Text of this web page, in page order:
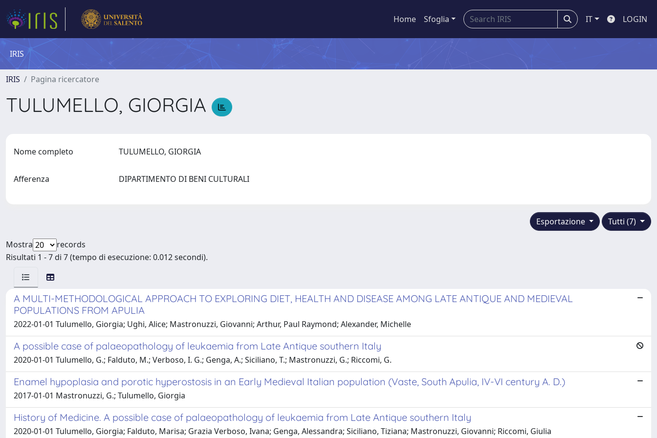
Home Sfoglia IT LOGIN
IRIS
IRIS Pagina ricercatore
TULUMELLO, GIORGIA
Nome completo TULUMELLO, GIORGIA
Afferenza DIPARTIMENTO DI BENI CULTURALI
Tutti (7)
Esportazione
Mostra
records
Risultati 1 - 7 di 7 (tempo di esecuzione: 0.012 secondi).
A MULTI-METHODOLOGICAL APPROACH TO EXPLORING DIET, HEALTH AND DISEASE AMONG LATE ANTIQUE AND MEDIEVAL
POPULATIONS FROM APULIA
2022-01-01 Tulumello, Giorgia; Ughi, Alice; Mastronuzzi, Giovanni; Arthur, Paul Raymond; Alexander, Michelle
A possible case of palaeopathology of leukaemia from Late Antique southern Italy
2020-01-01 Tulumello, G.; Falduto, M.; Verboso, I. G.; Genga, A.; Siciliano, T.; Mastronuzzi, G.; Riccomi, G.
Enamel hypoplasia and porotic hyperostosis in an Early Medieval Italian population (Vaste, South Apulia, IV-VI century A. D.)
2017-01-01 Mastronuzzi, G.; Tulumello, Giorgia
History of Medicine. A possible case of palaeopathology of leukaemia from Late Antique southern Italy
2020-01-01 Tulumello, Giorgia; Falduto, Marisa; Grazia Verboso, Ivana; Genga, Alessandra; Siciliano, Tiziana; Mastronuzzi, Giovanni; Riccomi, Giulia